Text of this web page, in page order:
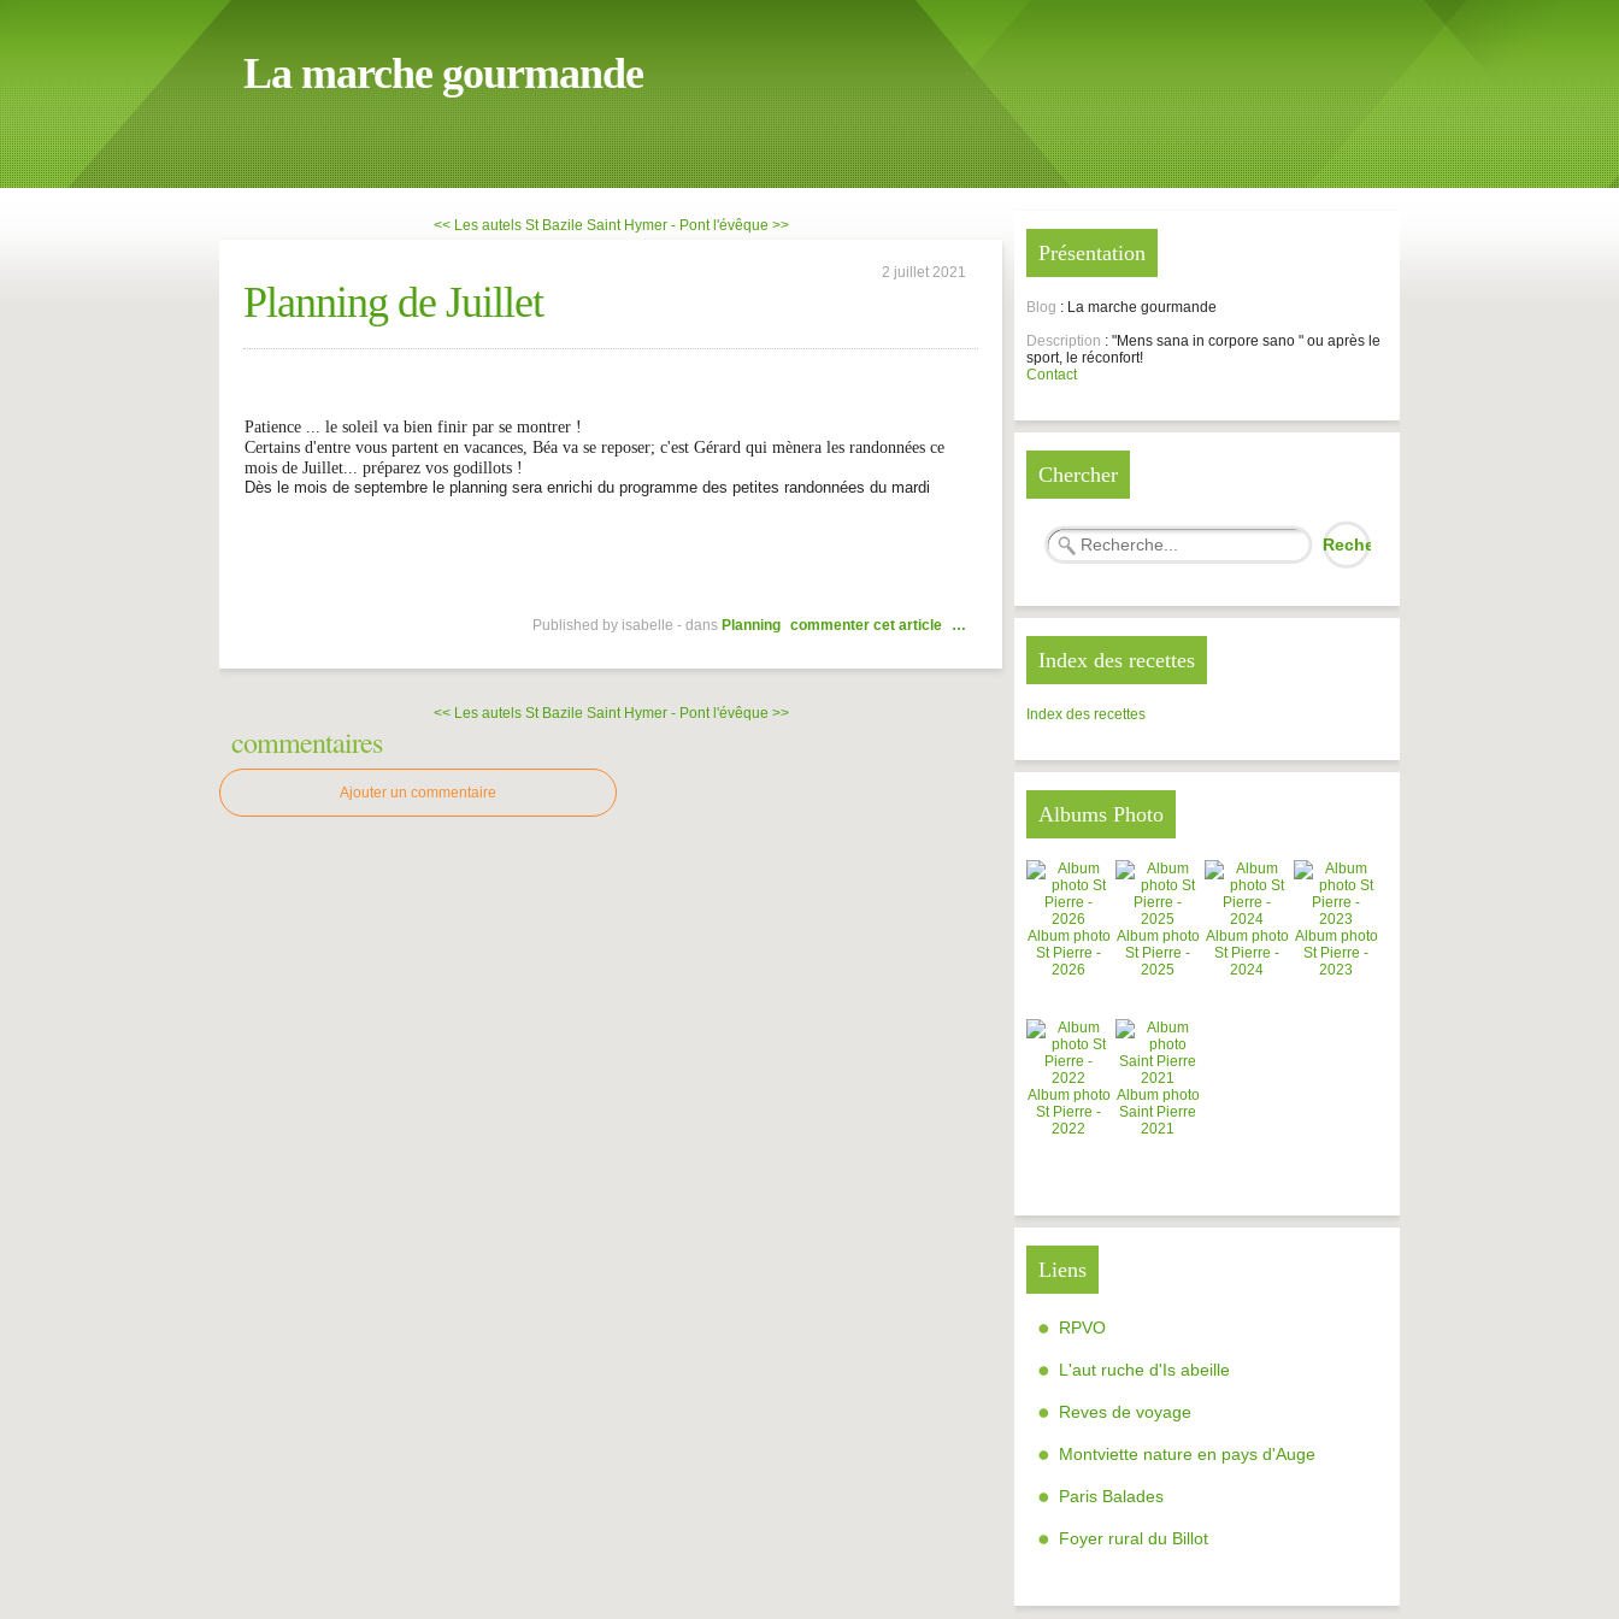
La marche gourmande
<< Les autels St Bazile Saint Hymer - Pont l'évêque >>
2 juillet 2021
Planning de Juillet
Patience ... le soleil va bien finir par se montrer !
Certains d'entre vous partent en vacances, Béa va se reposer; c'est Gérard qui mènera les randonnées ce
mois de Juillet... préparez vos godillots !
Dès le mois de septembre le planning sera enrichi du programme des petites randonnées du mardi
Published by isabelle - dans Planning commenter cet article …
<< Les autels St Bazile Saint Hymer - Pont l'évêque >>
commentaires
Ajouter un commentaire
Présentation
Blog : La marche gourmande
Description : "Mens sana in corpore sano " ou après le
sport, le réconfort!
Contact
Chercher
Index des recettes
Index des recettes
Albums Photo
Album photo
St Pierre -
2026
Album photo
St Pierre -
2025
Album photo
St Pierre -
2024
Album photo
St Pierre -
2023
Album photo
St Pierre -
2022
Album photo
Saint Pierre
2021
Liens
RPVO
L'aut ruche d'Is abeille
Reves de voyage
Montviette nature en pays d'Auge
Paris Balades
Foyer rural du Billot